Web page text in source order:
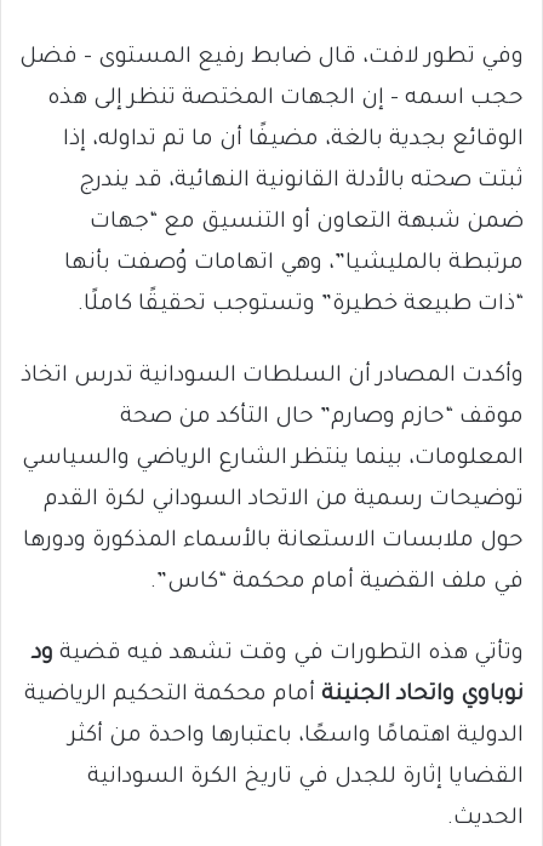
وفي تطور لافت، قال ضابط رفيع المستوى – فضل
حجب اسمه – إن الجهات المختصة تنظر إلى هذه
الوقائع بجدية بالغة، مضيفًا أن ما تم تداوله، إذا
ثبتت صحته بالأدلة القانونية النهائية، قد يندرج
ضمن شبهة التعاون أو التنسيق مع “جهات
مرتبطة بالمليشيا”، وهي اتهامات وُصفت بأنها
“ذات طبيعة خطيرة” وتستوجب تحقيقًا كاملًا.
وأكدت المصادر أن السلطات السودانية تدرس اتخاذ
موقف “حازم وصارم” حال التأكد من صحة
المعلومات، بينما ينتظر الشارع الرياضي والسياسي
توضيحات رسمية من الاتحاد السوداني لكرة القدم
حول ملابسات الاستعانة بالأسماء المذكورة ودورها
في ملف القضية أمام محكمة “كاس”.
وتأتي هذه التطورات في وقت تشهد فيه قضية ود
نوباوي واتحاد الجنينة أمام محكمة التحكيم الرياضية
الدولية اهتمامًا واسعًا، باعتبارها واحدة من أكثر
القضايا إثارة للجدل في تاريخ الكرة السودانية
الحديث.